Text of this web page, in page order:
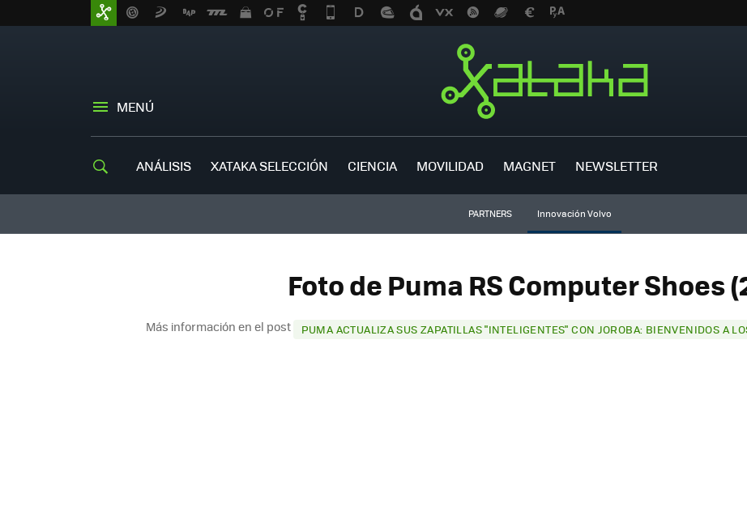
MENÚ
ANÁLISIS XATAKA SELECCIÓN CIENCIA MOVILIDAD MAGNET NEWSLETTER
PARTNERS Innovación Volvo
Foto de Puma RS Computer Shoes
Más información en el post PUMA ACTUALIZA SUS ZAPATILLAS "INTELIGENTES" CON JOROBA: BIENVENIDOS A